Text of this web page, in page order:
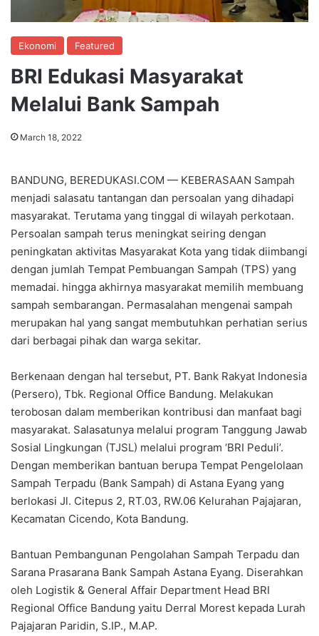
Ekonomi Featured
BRI Edukasi Masyarakat
Melalui Bank Sampah
March 18, 2022
BANDUNG, BEREDUKASI.COM — KEBERASAAN Sampah
menjadi salasatu tantangan dan persoalan yang dihadapi
masyarakat. Terutama yang tinggal di wilayah perkotaan.
Persoalan sampah terus meningkat seiring dengan
peningkatan aktivitas Masyarakat Kota yang tidak diimbangi
dengan jumlah Tempat Pembuangan Sampah (TPS) yang
memadai. hingga akhirnya masyarakat memilih membuang
sampah sembarangan. Permasalahan mengenai sampah
merupakan hal yang sangat membutuhkan perhatian serius
dari berbagai pihak dan warga sekitar.
Berkenaan dengan hal tersebut, PT. Bank Rakyat Indonesia
(Persero), Tbk. Regional Office Bandung. Melakukan
terobosan dalam memberikan kontribusi dan manfaat bagi
masyarakat. Salasatunya melalui program Tanggung Jawab
Sosial Lingkungan (TJSL) melalui program ‘BRI Peduli’.
Dengan memberikan bantuan berupa Tempat Pengelolaan
Sampah Terpadu (Bank Sampah) di Astana Eyang yang
berlokasi Jl. Citepus 2, RT.03, RW.06 Kelurahan Pajajaran,
Kecamatan Cicendo, Kota Bandung.
Bantuan Pembangunan Pengolahan Sampah Terpadu dan
Sarana Prasarana Bank Sampah Astana Eyang. Diserahkan
oleh Logistik & General Affair Department Head BRI
Regional Office Bandung yaitu Derral Morest kepada Lurah
Pajajaran Paridin, S.IP., M.AP.